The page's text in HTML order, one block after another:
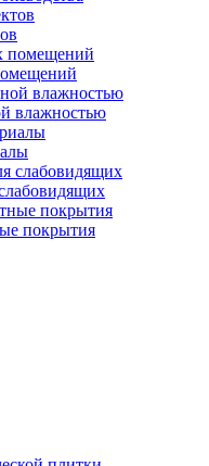
влажностью
покрытия